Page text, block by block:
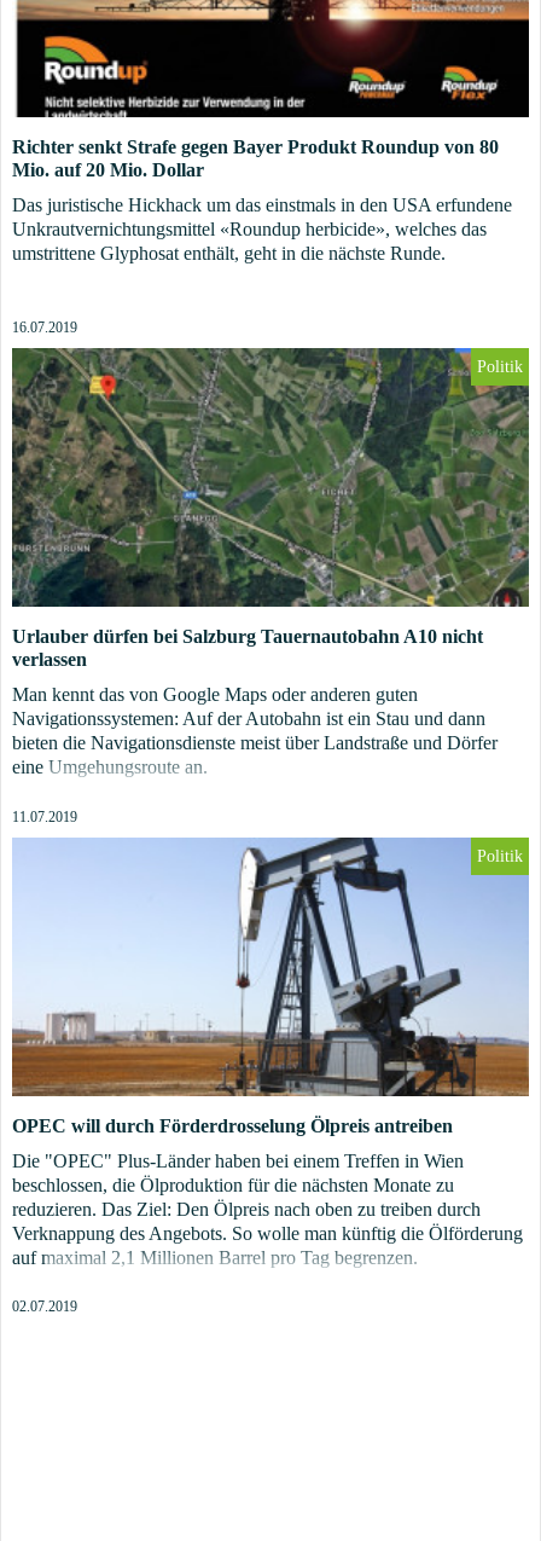
Richter senkt Strafe gegen Bayer Produkt Roundup von 80
Mio. auf 20 Mio. Dollar
Das juristische Hickhack um das einstmals in den USA erfundene
Unkrautvernichtungsmittel «Roundup herbicide», welches das
umstrittene Glyphosat enthält, geht in die nächste Runde.
16.07.2019
Politik
Urlauber dürfen bei Salzburg Tauernautobahn A10 nicht
verlassen
Man kennt das von Google Maps oder anderen guten
Navigationssystemen: Auf der Autobahn ist ein Stau und dann
bieten die Navigationsdienste meist über Landstraße und Dörfer
eine Umgehungsroute an.
11.07.2019
Politik
OPEC will durch Förderdrosselung Ölpreis antreiben
Die "OPEC" Plus-Länder haben bei einem Treffen in Wien
beschlossen, die Ölproduktion für die nächsten Monate zu
reduzieren. Das Ziel: Den Ölpreis nach oben zu treiben durch
Verknappung des Angebots. So wolle man künftig die Ölförderung
auf maximal 2,1 Millionen Barrel pro Tag begrenzen.
02.07.2019